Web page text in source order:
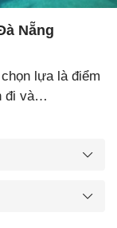
Nẵng
lựa là điểm
đi và…